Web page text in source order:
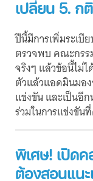
เปลี่ยน 5. ก
ปีนี้มีการเพิ่มระเ
ตรวจพบ คณะกร
จริงๆ แล้วข้อนี้ไม่
ตัวแล้วแอดมินมอง
แข่งขัน และเป็นอี
ร่วมในการแข่งขัน
พิเศษ! เปิด
ต้องสอนแน